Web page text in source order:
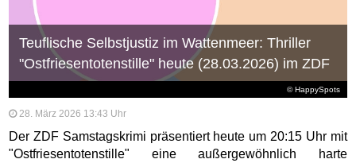
© HappySpots
Teuflische Selbstjustiz im Wattenmeer: Thriller
"Ostfriesentotenstille" heute (28.03.2026) im ZDF
28. März 2026 13:43 Uhr
Der ZDF Samstagskrimi präsentiert heute um 20:15 Uhr mit
"Ostfriesentotenstille" eine außergewöhnlich harte